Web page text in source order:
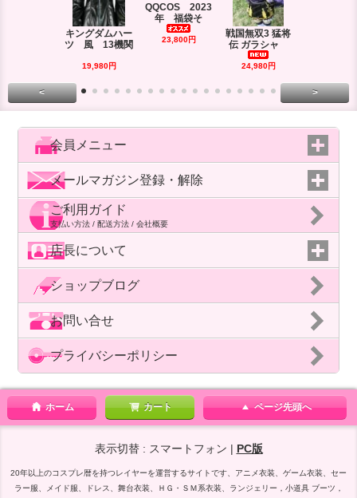
キングダムハー
ツ 風 13機関
19,980円
QQCOS 2023
年 福袋そ
23,800円
戦国無双3 猛将
伝 ガラシャ
24,980円
< >
会員メニュー
メールマガジン登録・解除
ご利用ガイド
支払い方法 / 配送方法 / 会社概要
店長について
ショップブログ
お問い合せ
プライバシーポリシー
ホーム カート ページ先頭へ
表示切替 : スマートフォン | PC版
20年以上のコスプレ暦を持つレイヤーを運営するサイトです、アニメ衣装、ゲーム衣装、セー
ラー服、メイド服、ドレス、舞台衣装、ＨＧ・ＳＭ系衣装、ランジェリー，小道具 ブーツ，